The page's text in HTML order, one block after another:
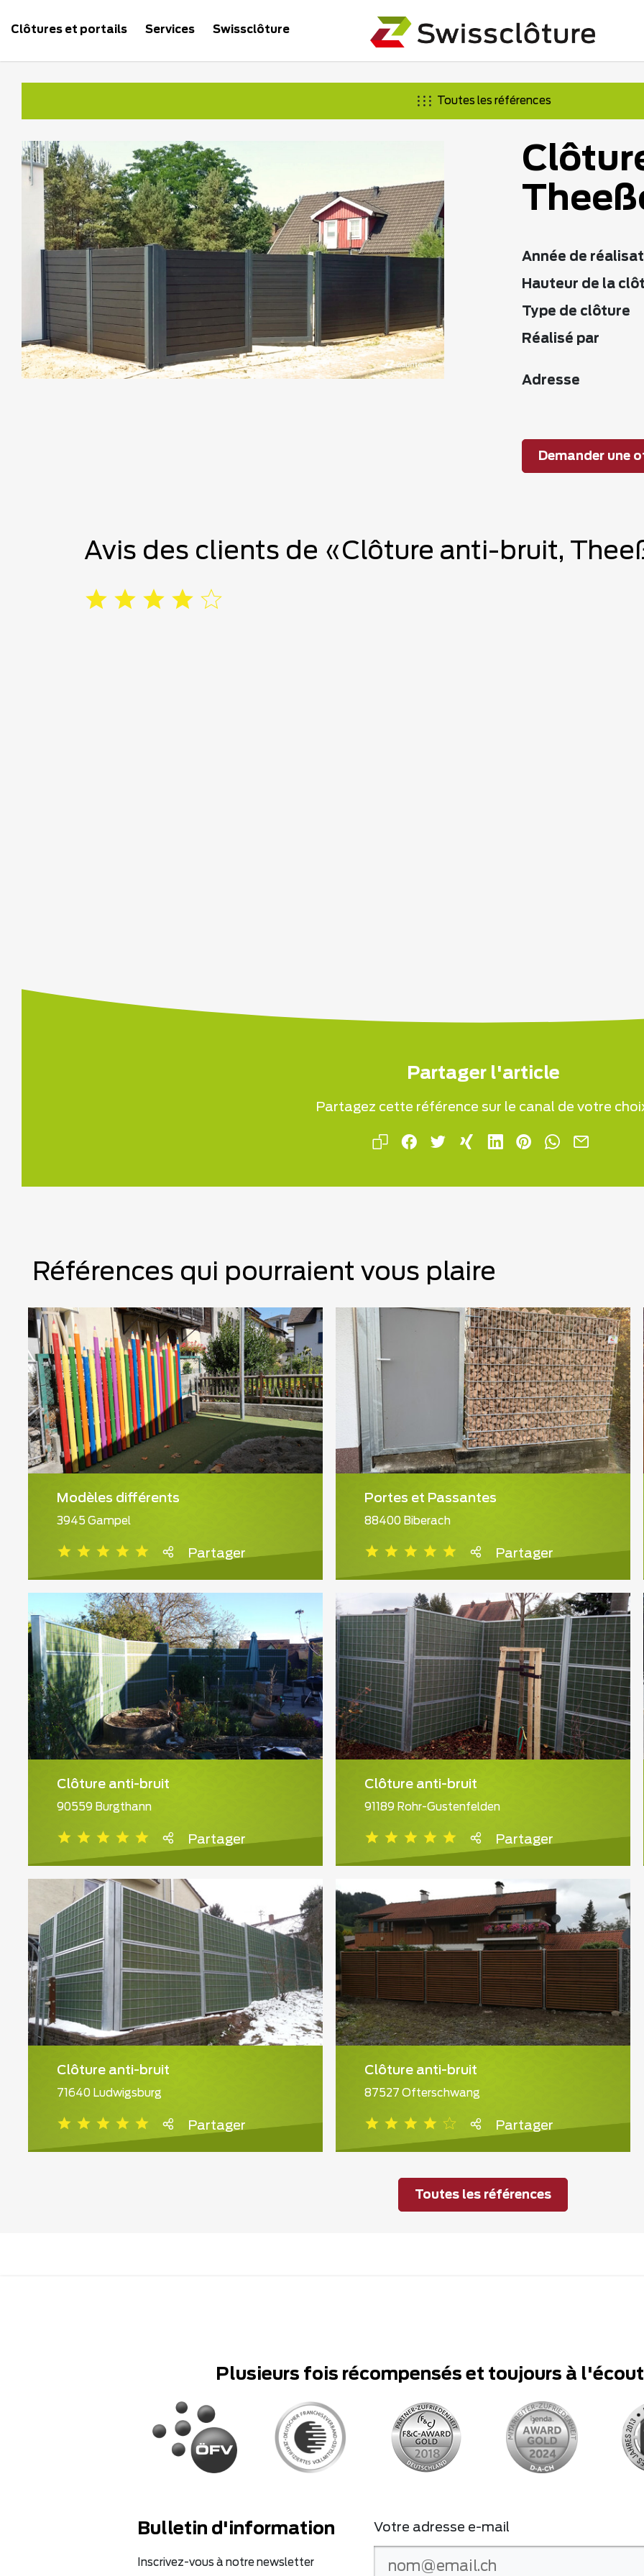
Clôtures et portails Services Swissclôture
Toutes les références
Année de
Hauteur de la
Type de clôture
Réalisé par
Adresse
Demander une
Avis des clients de «Clôture anti-bruit,
Partager l'article
Partagez cette référence sur le canal de votre
Références qui pourraient vous plaire
Modèles différents
3945 Gampel
Partager
Portes et Passantes
88400 Biberach
Partager
Clôture anti-bruit
90559 Burgthann
Partager
Clôture anti-bruit
91189 Rohr-Gustenfelden
Partager
Clôture anti-bruit
71640 Ludwigsburg
Partager
Clôture anti-bruit
87527 Ofterschwang
Partager
Toutes les références
Plusieurs fois récompensés et toujours à
Bulletin d'information
Inscrivez-vous à notre newsletter
Votre adresse e-mail